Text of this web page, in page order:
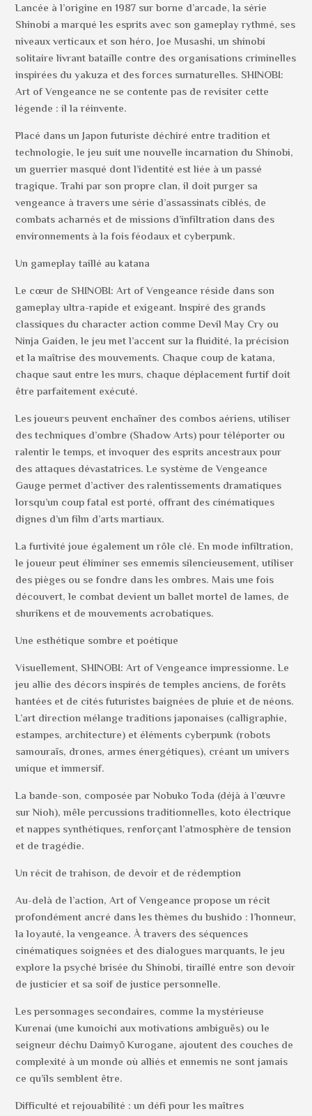
Lancée à l’origine en 1987 sur borne d’arcade, la série
Shinobi a marqué les esprits avec son gameplay rythmé, ses
niveaux verticaux et son héro, Joe Musashi, un shinobi
solitaire livrant bataille contre des organisations criminelles
inspirées du yakuza et des forces surnaturelles. SHINOBI:
Art of Vengeance ne se contente pas de revisiter cette
légende : il la réinvente.
Placé dans un Japon futuriste déchiré entre tradition et
technologie, le jeu suit une nouvelle incarnation du Shinobi,
un guerrier masqué dont l’identité est liée à un passé
tragique. Trahi par son propre clan, il doit purger sa
vengeance à travers une série d’assassinats ciblés, de
combats acharnés et de missions d’infiltration dans des
environnements à la fois féodaux et cyberpunk.
Un gameplay taillé au katana
Le cœur de SHINOBI: Art of Vengeance réside dans son
gameplay ultra-rapide et exigeant. Inspiré des grands
classiques du character action comme Devil May Cry ou
Ninja Gaiden, le jeu met l’accent sur la fluidité, la précision
et la maîtrise des mouvements. Chaque coup de katana,
chaque saut entre les murs, chaque déplacement furtif doit
être parfaitement exécuté.
Les joueurs peuvent enchaîner des combos aériens, utiliser
des techniques d’ombre (Shadow Arts) pour téléporter ou
ralentir le temps, et invoquer des esprits ancestraux pour
des attaques dévastatrices. Le système de Vengeance
Gauge permet d’activer des ralentissements dramatiques
lorsqu’un coup fatal est porté, offrant des cinématiques
dignes d’un film d’arts martiaux.
La furtivité joue également un rôle clé. En mode infiltration,
le joueur peut éliminer ses ennemis silencieusement, utiliser
des pièges ou se fondre dans les ombres. Mais une fois
découvert, le combat devient un ballet mortel de lames, de
shurikens et de mouvements acrobatiques.
Une esthétique sombre et poétique
Visuellement, SHINOBI: Art of Vengeance impressionne. Le
jeu allie des décors inspirés de temples anciens, de forêts
hantées et de cités futuristes baignées de pluie et de néons.
L’art direction mélange traditions japonaises (calligraphie,
estampes, architecture) et éléments cyberpunk (robots
samouraïs, drones, armes énergétiques), créant un univers
unique et immersif.
La bande-son, composée par Nobuko Toda (déjà à l’œuvre
sur Nioh), mêle percussions traditionnelles, koto électrique
et nappes synthétiques, renforçant l’atmosphère de tension
et de tragédie.
Un récit de trahison, de devoir et de rédemption
Au-delà de l’action, Art of Vengeance propose un récit
profondément ancré dans les thèmes du bushido : l’honneur,
la loyauté, la vengeance. À travers des séquences
cinématiques soignées et des dialogues marquants, le jeu
explore la psyché brisée du Shinobi, tiraillé entre son devoir
de justicier et sa soif de justice personnelle.
Les personnages secondaires, comme la mystérieuse
Kurenai (une kunoichi aux motivations ambiguës) ou le
seigneur déchu Daimyō Kurogane, ajoutent des couches de
complexité à un monde où alliés et ennemis ne sont jamais
ce qu’ils semblent être.
Difficulté et rejouabilité : un défi pour les maîtres